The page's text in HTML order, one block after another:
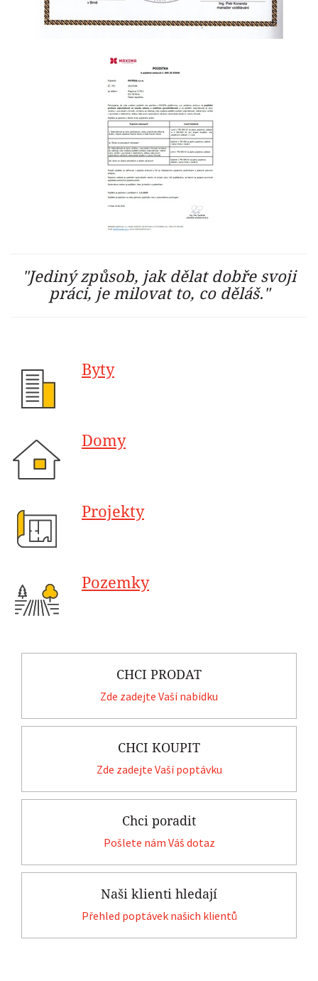
"Jediný způsob, jak dělat dobře svoji
práci, je milovat to, co děláš."
Byty
Domy
Projekty
Pozemky
CHCI PRODAT
Zde zadejte Vaší nabídku
CHCI KOUPIT
Zde zadejte Vaší poptávku
Chci poradit
Pošlete nám Váš dotaz
Naši klienti hledají
Přehled poptávek našich klientů